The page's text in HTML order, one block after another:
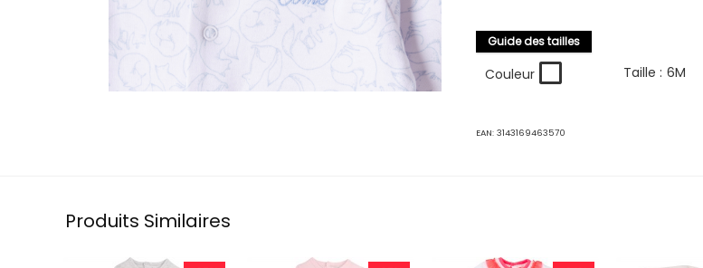
Guide des tailles
Couleur Taille : 6M
EAN:3143169463570
Produits Similaires